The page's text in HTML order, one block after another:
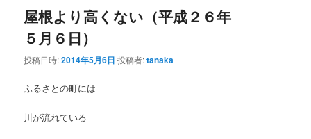
屋根より高くない（平成２６年
５月６日）
投稿日時:2014年5月6日 投稿者:tanaka
ふるさとの町には
川が流れている